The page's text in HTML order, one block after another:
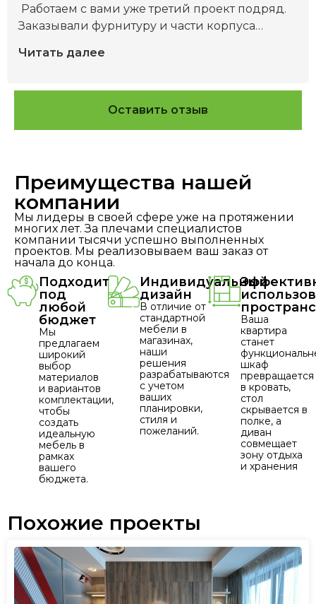
Работаем с вами уже третий проект подряд.
Заказывали фурнитуру и части корпуса…
Читать далее
Оставить отзыв
Преимущества нашей
компании
Мы лидеры в своей сфере уже на протяжении
многих лет. За плечами специалистов
компании тысячи успешно выполненных
проектов. Мы реализовываем ваш заказ от
начала до конца.
Подходит
под
любой
бюджет
Мы
предлагаем
широкий
выбор
материалов
и вариантов
комплектации,
чтобы
создать
идеальную
мебель в
рамках
вашего
бюджета.
Индивидуальный
дизайн
В отличие от
стандартной
мебели в
магазинах,
наши
решения
разрабатываются
с учетом
ваших
планировки,
стиля и
пожеланий.
Ваша
квартира
станет
шкаф
превращается
в кровать,
стол
скрывается в
полке, а
диван
совмещает
зону отдыха
и хранения
Похожие проекты